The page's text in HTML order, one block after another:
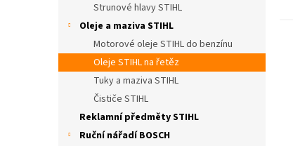
Strunové hlavy STIHL
Oleje a maziva STIHL
Motorové oleje STIHL do benzínu
Oleje STIHL na řetěz
Tuky a maziva STIHL
Čističe STIHL
Reklamní předměty STIHL
Ruční nářadí BOSCH